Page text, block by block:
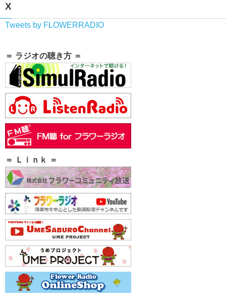
X
Tweets by FLOWERRADIO
＝ ラジオの聴き方 ＝
＝ Ｌｉｎｋ ＝